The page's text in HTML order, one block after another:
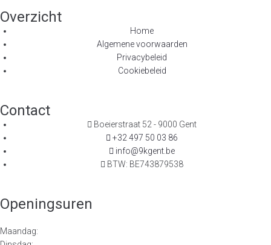
Overzicht
Home
Algemene voorwaarden
Privacybeleid
Cookiebeleid
Contact
Boeierstraat 52 - 9000 Gent
+32 497 50 03 86
info@9kgent.be
BTW: BE743879538
Openingsuren
Maandag: